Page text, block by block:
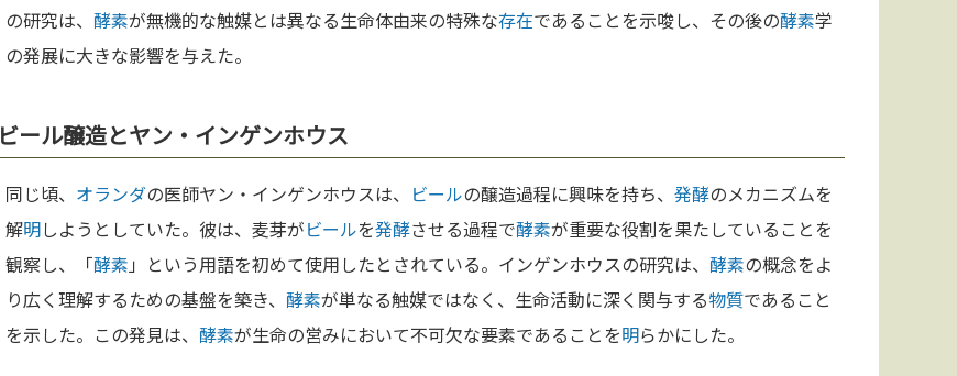
の研究は、 酵素が無機的な触媒とは異なる生命体由来の特殊な存在であることを示唆し、その後の酵素学
の発展に大きな影響を与えた。
ビール醸造とヤン・インゲンホウス
同じ頃、 オランダの医師ヤン・インゲンホウスは、 ビールの醸造過程に興味を持ち、 発酵のメカニズムを
解明しようとしていた。彼は、麦芽がビールを発酵させる過程で酵素が重要な役割を果たしていることを
観察し、「酵素 」という用語を初めて使用したとされている。インゲンホウスの研究は、 酵素の概念をよ
り広く理解するための基盤を築き、 酵素が単なる触媒ではなく、生命活動に深く関与する物質であること
を示した。この発見は、 酵素が生命の営みにおいて不可欠な要素であることを明らかにした。